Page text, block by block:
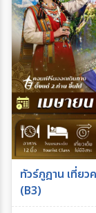
ทัวร์ภูฎาน เที่ย
(B3)